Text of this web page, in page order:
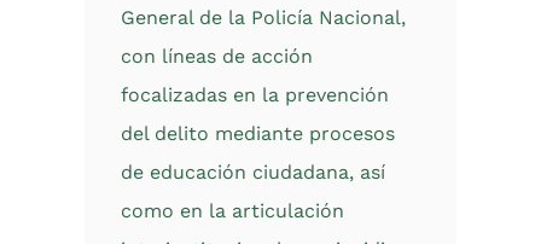
General de la Policía Nacional,
con líneas de acción
focalizadas en la prevención
del delito mediante procesos
de educación ciudadana, así
como en la articulación